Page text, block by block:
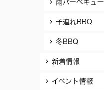
雨バーベキュー
子連れBBQ
冬BBQ
新着情報
イベント情報